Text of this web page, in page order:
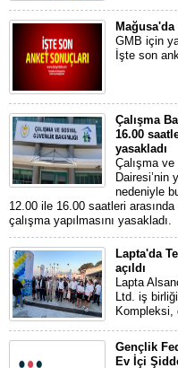
GMB için
İşte son
Çalışma
16.00
yasakladı
Çalışma
Dairesi’nin
nedeniyle
12.00 ile 16.00 saatleri
çalışma yapılmasını yasakladı.
Lapta'da
açıldı
Lapta
Ltd. iş
Kompleksi,
Gençlik
Ev İçi